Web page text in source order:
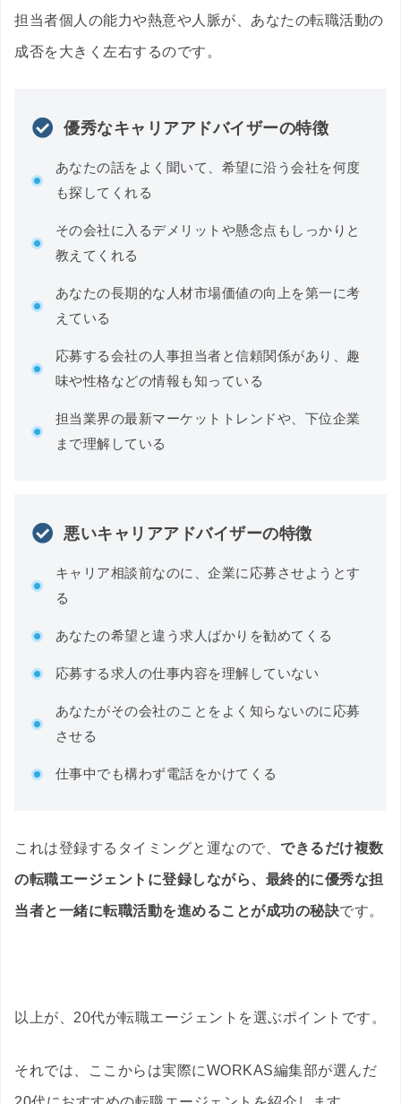
担当者個人の能力や熱意や人脈が、あなたの転職活動の
成否を大きく左右するのです。
優秀なキャリアアドバイザーの特徴
あなたの話をよく聞いて、希望に沿う会社を何度
も探してくれる
その会社に入るデメリットや懸念点もしっかりと
教えてくれる
あなたの長期的な人材市場価値の向上を第一に考
えている
応募する会社の人事担当者と信頼関係があり、趣
味や性格などの情報も知っている
担当業界の最新マーケットトレンドや、下位企業
まで理解している
悪いキャリアアドバイザーの特徴
キャリア相談前なのに、企業に応募させようとす
る
あなたの希望と違う求人ばかりを勧めてくる
応募する求人の仕事内容を理解していない
あなたがその会社のことをよく知らないのに応募
させる
仕事中でも構わず電話をかけてくる
これは登録するタイミングと運なので、 できるだけ複数
の転職エージェントに登録しながら、最終的に優秀な担
当者と一緒に転職活動を進めることが成功の秘訣です。
以上が、20代が転職エージェントを選ぶポイントです。
それでは、ここからは実際にWORKAS編集部が選んだ